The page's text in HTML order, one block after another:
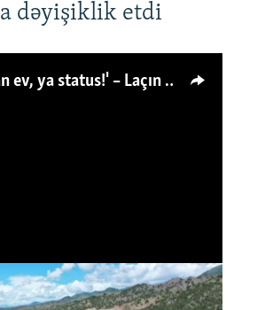
dəyişiklik etdi
'Ya təklif olunan ev, ya status!' – Laçın köçkünü: 'Laçından başqa heç hara!'